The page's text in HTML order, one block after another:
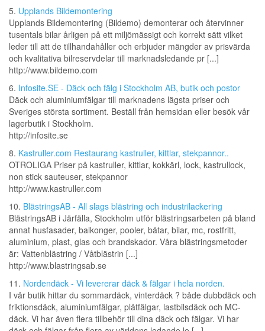
5. Upplands Bildemontering
Upplands Bildemontering (Bildemo) demonterar och återvinner
tusentals bilar årligen på ett miljömässigt och korrekt sätt vilket
leder till att de tillhandahåller och erbjuder mängder av prisvärda
och kvalitativa bilreservdelar till marknadsledande pr [...]
http://www.bildemo.com
6. Infosite.SE - Däck och fälg i Stockholm AB, butik och postor
Däck och aluminiumfälgar till marknadens lägsta priser och
Sveriges största sortiment. Beställ från hemsidan eller besök vår
lagerbutik i Stockholm.
http://infosite.se
8. Kastruller.com Restaurang kastruller, kittlar, stekpannor..
OTROLIGA Priser på kastruller, kittlar, kokkärl, lock, kastrullock,
non stick sauteuser, stekpannor
http://www.kastruller.com
10. BlästringsAB - All slags blästring och industrilackering
BlästringsAB i Järfälla, Stockholm utför blästringsarbeten på bland
annat husfasader, balkonger, pooler, båtar, bilar, mc, rostfritt,
aluminium, plast, glas och brandskador. Våra blästringsmetoder
är: Vattenblästring / Våtblästrin [...]
http://www.blastringsab.se
11. Nordendäck - Vi levererar däck & fälgar i hela norden.
I vår butik hittar du sommardäck, vinterdäck ? både dubbdäck och
friktionsdäck, aluminiumfälgar, plåtfälgar, lastbilsdäck och MC-
däck. Vi har även flera tillbehör till dina däck och fälgar. Vi har